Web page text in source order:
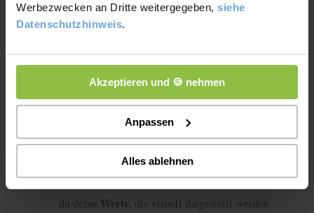
Werbezwecken an Dritte weitergegeben, siehe
Datenschutzhinweis.
Akzeptieren und 🍪 nehmen
Anpassen
Alles ablehnen
markierst
du deine Werte, die visuell dargestellt werden